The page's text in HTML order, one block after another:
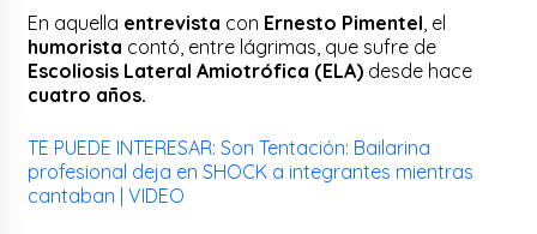
En aquella entrevista con Ernesto Pimentel , el
humorista contó, entre lágrimas, que sufre de
Escoliosis Lateral Amiotrófica (ELA) desde hace
cuatro años.
TE PUEDE INTERESAR: Son Tentación: Bailarina
profesional deja en SHOCK a integrantes mientras
cantaban | VIDEO